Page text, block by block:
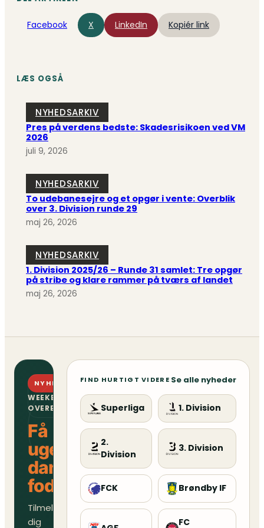
Facebook X LinkedIn Kopiér link
LÆS OGSÅ
NYHEDSARKIV
Pres på verdens bedste: Skadesrisikoen ved VM
2026
juli 9, 2026
NYHEDSARKIV
To udebanesejre og et opgør i vente: Overblik
over 3. Division runde 29
maj 26, 2026
NYHEDSARKIV
1. Division 2025/26 – Runde 31 samlet: Tre opgør
på stribe og klare rammer på tværs af landet
maj 26, 2026
NYHEDSBREV
WEEKENDENS
OVERBLIK
Få
ugens
danske
fodboldoverblik
Tilmeld
dig
FIND HURTIGT VIDERE Se alle nyheder
Superliga 1. Division
2.
Division
3. Division
FCK Brøndby IF
FC